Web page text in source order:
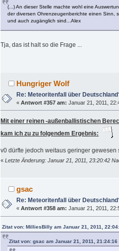
(...) An dieser Stelle machte wohl eine
der diversen Ohrenzeugenberichte einen Sinn,
und auch zugänglich sind...Alex
Tja, das ist halt so die Frage ...
Hungriger Wolf
Re: Meteoritenfall über
«Antwort #357 am: Januar 21, 2011,
Mit einer reinen -außenballistischen
kam ich zu zu folgendem Ergebnis:
v0 dürfte jedoch weitaus geringer gewesen
« Letzte Änderung: Januar 21, 2011, 23:20:42
gsac
Re: Meteoritenfall über
«Antwort #358 am: Januar 21, 2011,
Zitat von: MilliesBilly am Januar 21, 2011,
Zitat von: gsac am Januar 21, 2011, 21:24:16